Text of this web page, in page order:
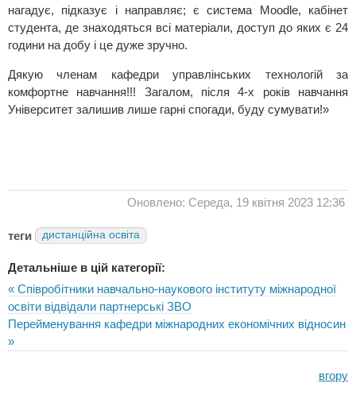
нагадує, підказує і направляє; є система Moodle, кабінет
студента, де знаходяться всі матеріали, доступ до яких є 24
години на добу і це дуже зручно.
Дякую членам кафедри управлінських технологій за
комфортне навчання!!! Загалом, після 4-х років навчання
Університет залишив лише гарні спогади, буду сумувати!»
Оновлено: Середа, 19 квітня 2023 12:36
теги дистанційна освіта
Детальніше в цій категорії:
« Співробітники навчально-наукового інституту міжнародної
освіти відвідали партнерські ЗВО
Перейменування кафедри міжнародних економічних відносин
»
вгору